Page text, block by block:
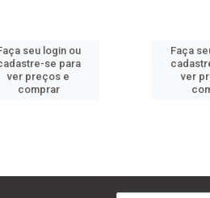
seu login ou
se para
ver preços e
comprar
Faça
ver